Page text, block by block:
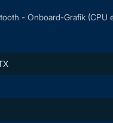
- Onboard-Grafik (CPU